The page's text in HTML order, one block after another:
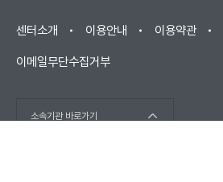
센터소개 이용안내 이용약관
이메일무단수집거부
소속기관 바로가기